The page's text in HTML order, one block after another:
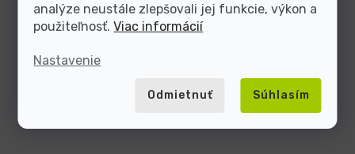
analýze neustále zlepšovali jej funkcie, výkon a
použiteľnosť.Viac informácií
Nastavenie
Odmietnuť Súhlasím